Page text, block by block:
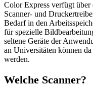
Color Express verfügt
Scanner- und
Bedarf in den
für spezielle
seltene Geräte der
an Universitäten können
werden.
Welche Scanner?